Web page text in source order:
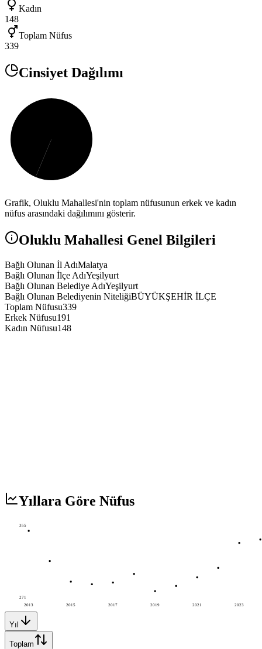
Kadın
148
Toplam Nüfus
339
Cinsiyet Dağılımı
Grafik, Oluklu Mahallesi'nin toplam nüfusunun erkek ve kadın
nüfus arasındaki dağılımını gösterir.
Oluklu Mahallesi Genel Bilgileri
Bağlı Olunan İl AdıMalatya
Bağlı Olunan İlçe AdıYeşilyurt
Bağlı Olunan Belediye AdıYeşilyurt
Bağlı Olunan Belediyenin NiteliğiBÜYÜKŞEHİR İLÇE
Toplam Nüfusu339
Erkek Nüfusu191
Kadın Nüfusu148
Yıllara Göre Nüfus
2013 2015 2017 2019 2021 2023
355
271
Yıl
Toplam